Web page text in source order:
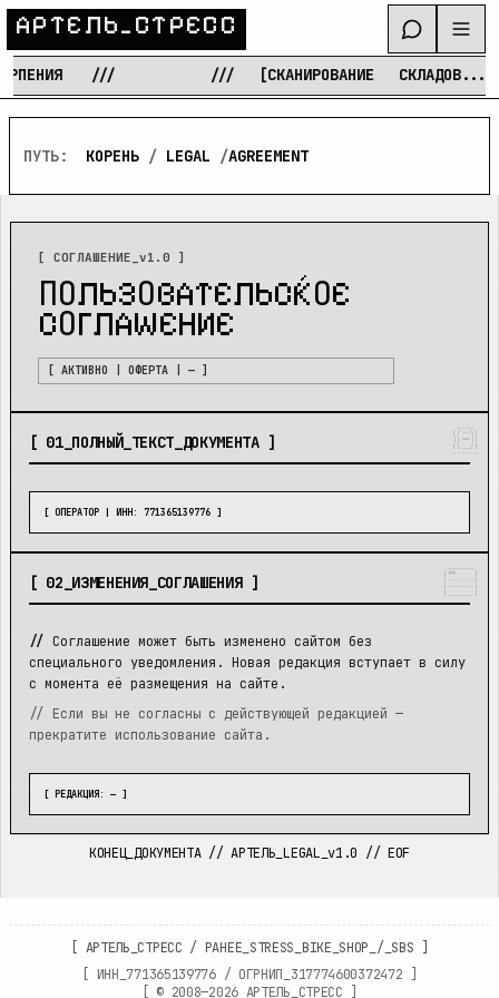
АРТЕЛЬ_СТРЕСС
/// /// [СКАНИРОВАНИЕ СКЛАДОВ...]
ПУТЬ: КОРЕНЬ / LEGAL /AGREEMENT
[ СОГЛАШЕНИЕ_v1.0 ]
ПОЛЬЗОВАТЕЛЬСКОЕ
СОГЛАШЕНИЕ
[ АКТИВНО | ОФЕРТА | — ]
|/--\|
||==||
|\__/|
------
[ 01_ ПОЛНЫЙ_ТЕКСТ_ДОКУМЕНТА]
[ ОПЕРАТОР | ИНН: 771365139776 ]
|##    |
|------|
|------|
|______|
[ 02 ИЗМЕНЕНИЯ_СОГЛАШЕНИЯ]
// Соглашение может быть изменено сайтом без
специального уведомления. Новая редакция вступает в силу
с момента её размещения на сайте.
// Если вы не согласны с действующей редакцией —
прекратите использование сайта.
[ РЕДАКЦИЯ: — ]
КОНЕЦ_ДОКУМЕНТА // АРТЕЛЬ_LEGAL_v1.0 // EOF
АРТЕЛЬ_СТРЕСС / РАНЕЕ_STRESS_BIKE_SHOP_/_SBS
[ ИНН_ 771365139776/ ОГРНИП_ 317774600372472
[ © 2008—2026АРТЕЛЬ_СТРЕСС ]